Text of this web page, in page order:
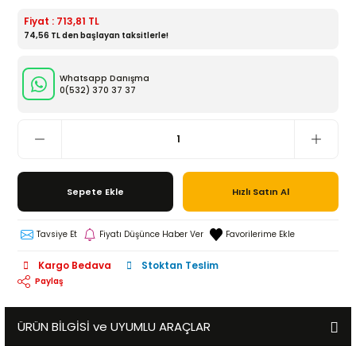
Fiyat : 713,81 TL
74,56 TL den başlayan taksitlerle!
Whatsapp Danışma
0(532) 370 37 37
Sepete Ekle Hızlı Satın Al
Tavsiye Et Fiyatı Düşünce Haber Ver
Kargo Bedava Stoktan Teslim
Paylaş
ÜRÜN BİLGİSİ ve UYUMLU ARAÇLAR